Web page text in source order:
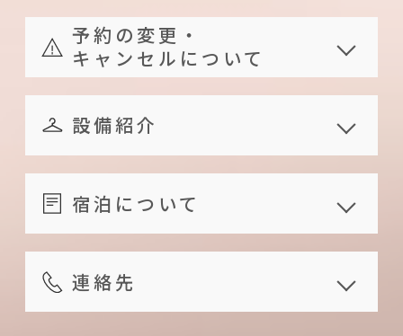
朝食には以下を含みます。パン、果
物、ジャム、バター、コーヒー、
卵、お茶
子様のご利用はお断りしておりま
部屋にはテレビ、インターネット
を設置しておりません。予めご了承
下さい。
エレベーターを設置しておりませ
ん。身体の不自由な方、大きいお
予約の変更・
キャンセルについて
ご予約済みのお客様で、お客様の
ご都合によりキャンセルされる場
合、以下の規定に従い銀行振り込
ご宿泊予定日より7日前にお
知らせ頂いた場合、お支払い
済み金額の100%をご返金し
ます。
設備紹介
共享設備
屋外施設
芝生
家電用品
ウォーターサーバー
服務內容
室外駐車場あり
宿泊について
チェックイン時間：15:00 ~
18:00；宿泊施設に到着予定時間を
事前にお知らせする必要がござい
連絡先